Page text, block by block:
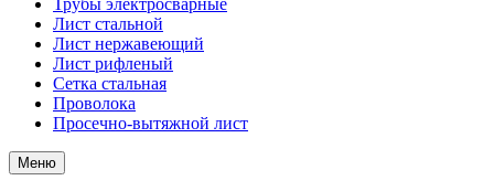
Трубы электросварные
Лист стальной
Лист нержавеющий
Лист рифленый
Сетка стальная
Проволока
Просечно-вытяжной лист
Меню